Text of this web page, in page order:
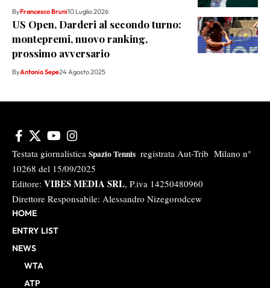
ByFrancesco Bruni10 Luglio 2026
US Open, Darderi al secondo turno:
montepremi, nuovo ranking,
prossimo avversario
ByAntonio Sepe24 Agosto 2025
Testata giornalistica Spazio Tennis registrata Aut-Trib Milano n°
10268 del 15/09/2025
Editore: VIBES MEDIA SRL, P.iva 14250480960
Direttore Responsabile: Alessandro Nizegorodcew
HOME
ENTRY LIST
NEWS
WTA
ATP